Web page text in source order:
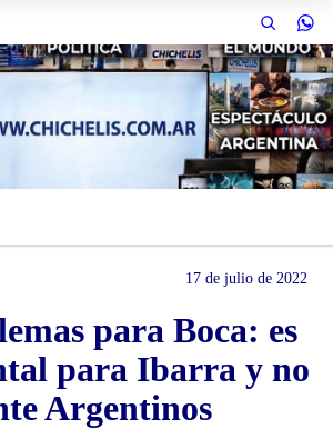
17 de julio de 2022
para Boca: es
para Ibarra y no
Argentinos